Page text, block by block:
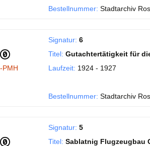
Bestellnummer: Stadtarchiv
PMH
Signatur: 6
Titel: Gutachtertätigkeit für
Laufzeit: 1924 - 1927
Bestellnummer: Stadtarchiv
Signatur: 5
Titel: Sablatnig Flugzeugbau